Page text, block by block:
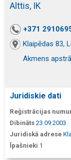
Alttis, IK
+371
Klaipēdas 83,
Akmens
Juridiskie dati
Reģistrācijas
Dibināts 23.09.2003
Juridiskā adrese
Īpašnieki 1